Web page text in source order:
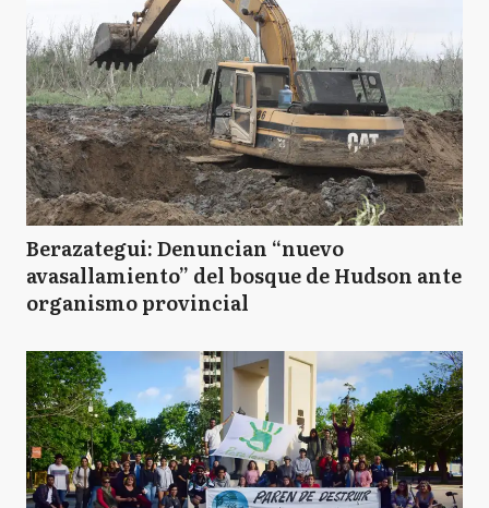
Berazategui: Denuncian “nuevo
avasallamiento” del bosque de Hudson ante
organismo provincial